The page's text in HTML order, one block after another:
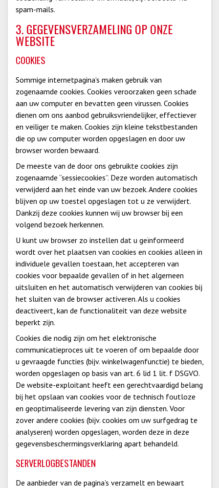
spam-mails.
3. GEGEVENSVERZAMELING OP ONZE
WEBSITE
COOKIES
Sommige internetpagina’s maken gebruik van
zogenaamde cookies. Cookies veroorzaken geen schade
aan uw computer en bevatten geen virussen. Cookies
dienen om ons aanbod gebruiksvriendelijker, effectiever
en veiliger te maken. Cookies zijn kleine tekstbestanden
die op uw computer worden opgeslagen en door uw
browser worden bewaard.
De meeste van de door ons gebruikte cookies zijn
zogenaamde “sessiecookies”. Deze worden automatisch
verwijderd aan het einde van uw bezoek. Andere cookies
blijven op uw toestel opgeslagen tot u ze verwijdert.
Dankzij deze cookies kunnen wij uw browser bij een
volgend bezoek herkennen.
U kunt uw browser zo instellen dat u geïnformeerd
wordt over het plaatsen van cookies en cookies alleen in
individuele gevallen toestaan, het accepteren van
cookies voor bepaalde gevallen of in het algemeen
uitsluiten en het automatisch verwijderen van cookies bij
het sluiten van de browser activeren. Als u cookies
deactiveert, kan de functionaliteit van deze website
beperkt zijn.
Cookies die nodig zijn om het elektronische
communicatieproces uit te voeren of om bepaalde door
u gevraagde functies (bijv. winkelwagenfunctie) te bieden,
worden opgeslagen op basis van art. 6 lid 1 lit. f DSGVO.
De website-exploitant heeft een gerechtvaardigd belang
bij het opslaan van cookies voor de technisch foutloze
en geoptimaliseerde levering van zijn diensten. Voor
zover andere cookies (bijv. cookies om uw surfgedrag te
analyseren) worden opgeslagen, worden deze in deze
gegevensbeschermingsverklaring apart behandeld.
SERVERLOGBESTANDEN
De aanbieder van de pagina’s verzamelt en bewaart